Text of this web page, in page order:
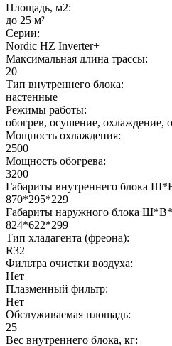
Площадь, м2:
до 25 м²
Серии:
Nordic HZ Inverter+
Максимальная длина трассы:
20
Тип внутреннего блока:
настенные
Режимы работы:
обогрев, осушение, охлаждение,
Мощность охлаждения:
2500
Мощность обогрева:
3200
Габариты внутреннего блока
870*295*229
Габариты наружного блока
824*622*299
Тип хладагента (фреона):
R32
Фильтра очистки воздуха:
Нет
Плазменный фильтр:
Нет
Обслуживаемая площадь:
25
Вес внутреннего блока, кг: